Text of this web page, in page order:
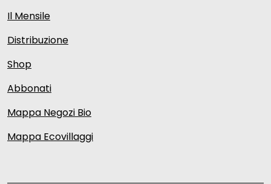
Il Mensile
Distribuzione
Shop
Abbonati
Mappa Negozi Bio
Mappa Ecovillaggi